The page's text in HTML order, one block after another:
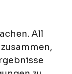
All